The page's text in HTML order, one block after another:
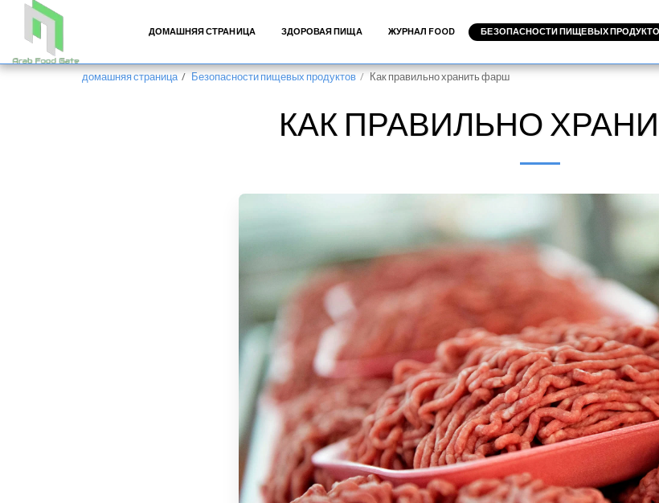
ДОМАШНЯЯ СТРАНИЦА ЗДОРОВАЯ ПИЩА ЖУРНАЛ FOOD БЕЗОПАСНОСТИ ПИЩЕВЫХ
домашняя страница Безопасности пищевых продуктов Как правильно хранить фарш
КАК ПРАВИЛЬНО